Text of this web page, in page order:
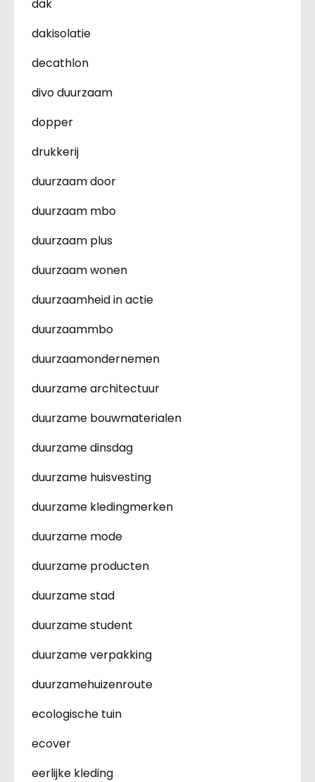
dak
dakisolatie
decathlon
divo duurzaam
dopper
drukkerij
duurzaam door
duurzaam mbo
duurzaam plus
duurzaam wonen
duurzaamheid in actie
duurzaammbo
duurzaamondernemen
duurzame architectuur
duurzame bouwmaterialen
duurzame dinsdag
duurzame huisvesting
duurzame kledingmerken
duurzame mode
duurzame producten
duurzame stad
duurzame student
duurzame verpakking
duurzamehuizenroute
ecologische tuin
ecover
eerlijke kleding